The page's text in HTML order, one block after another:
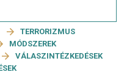
TERRORIZMUS
MÓDSZEREK
VÁLASZINTÉZKEDÉSEK